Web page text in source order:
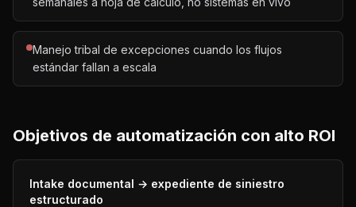
Manejo tribal de excepciones cuando los flujos
estándar fallan a escala
Objetivos de automatización con alto ROI
Intake documental → expediente de siniestro
estructurado